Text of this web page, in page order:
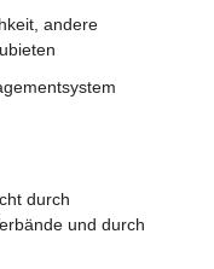
andere
durch
und durch